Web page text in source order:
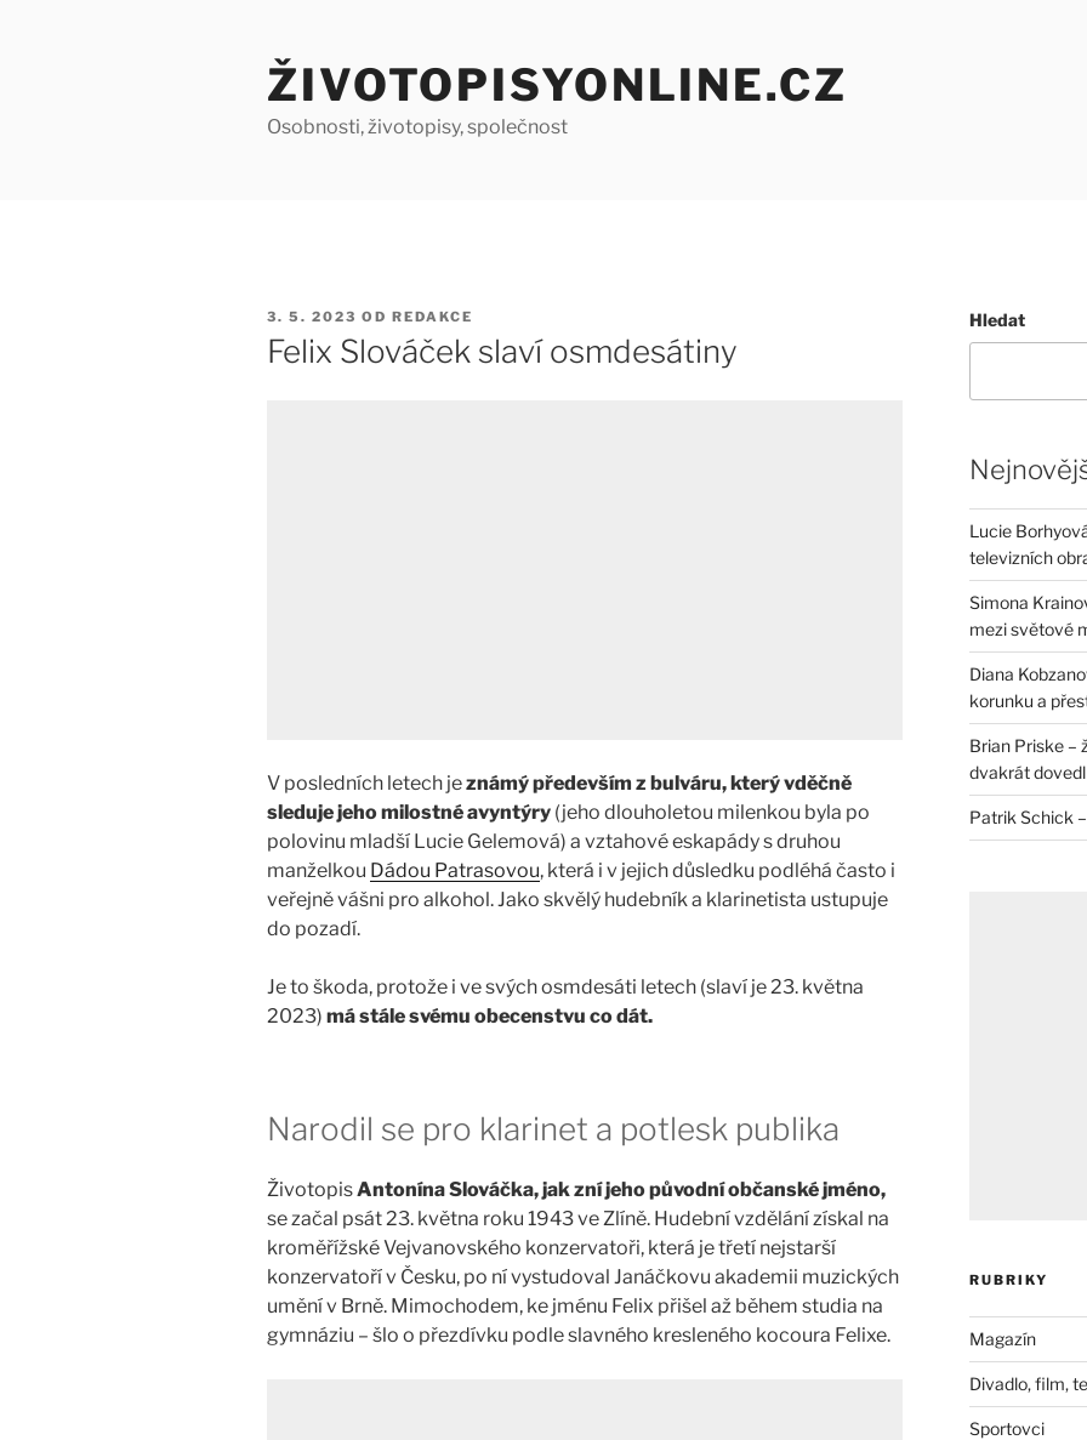
ŽIVOTOPISYONLINE.CZ
Osobnosti, životopisy, společnost
PUBLIKOVÁNO
3. 5. 2023 OD REDAKCE
Felix Slováček slaví osmdesátiny
V posledních letech jeznámý především z bulváru, který vděčně
sleduje jeho milostné avyntýry (jeho dlouholetou milenkou byla po
polovinu mladší Lucie Gelemová) a vztahové eskapády s druhou
manželkou Dádou Patrasovou, která i v jejich důsledku podléhá často i
veřejně vášni pro alkohol. Jako skvělý hudebník a klarinetista ustupuje
do pozadí.
Je to škoda, protože i ve svých osmdesáti letech (slaví je 23. května
2023) má stále svému obecenstvu co dát.
Narodil se pro klarinet a potlesk publika
ŽivotopisAntonína Slováčka, jak zní jeho původní občanské jméno,
se začal psát 23. května roku 1943 ve Zlíně. Hudební vzdělání získal na
kroměřížské Vejvanovského konzervatoři, která je třetí nejstarší
konzervatoří v Česku, po ní vystudoval Janáčkovu akademii muzických
umění v Brně. Mimochodem, ke jménu Felix přišel až během studia na
gymnáziu – šlo o přezdívku podle slavného kresleného kocoura Felixe.
Hledat
Lucie
televizních
Simona
mezi světové
Diana
korunku a
Brian Priske –
dvakrát
Patrik Schick
RUBRIKY
Magazín
Divadlo, film,
Sportovci